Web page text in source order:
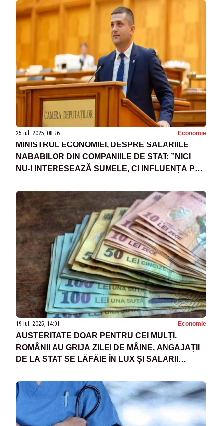
25 iul. 2025, 08:26 Economie
MINISTRUL ECONOMIEI, DESPRE SALARIILE
NABABILOR DIN COMPANIILE DE STAT: ”NICI
NU-I INTERESEAZĂ SUMELE, CI INFLUENȚA PE
STATULUI ROMÂN”
19 iul. 2025, 14:01 Economie
AUSTERITATE DOAR PENTRU CEI MULȚI.
ROMÂNII AU GRIJA ZILEI DE MÂINE, ANGAJAȚII
DE LA STAT SE LĂFĂIE ÎN LUX ȘI SALARII